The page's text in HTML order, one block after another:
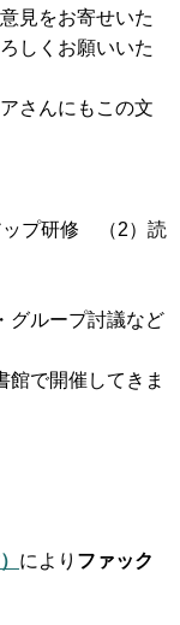
見をお寄せいた
しくお願いいた
さんにもこの文
プ研修 （2）読
ループ討議など
で開催してきま
により ファック